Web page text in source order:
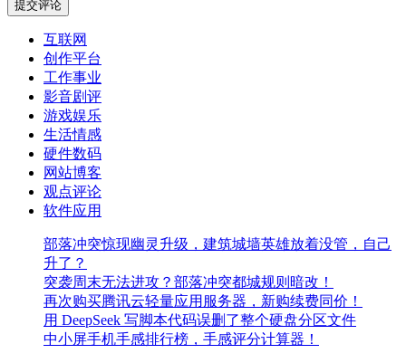
互联网
创作平台
工作事业
影音剧评
游戏娱乐
生活情感
硬件数码
网站博客
观点评论
软件应用
部落冲突惊现幽灵升级，建筑城墙英雄放着没管，自己
升了？
突袭周末无法进攻？部落冲突都城规则暗改！
再次购买腾讯云轻量应用服务器，新购续费同价！
用 DeepSeek 写脚本代码误删了整个硬盘分区文件
中小屏手机手感排行榜，手感评分计算器！